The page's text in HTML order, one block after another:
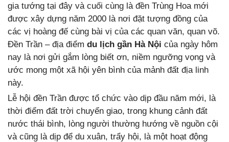
gia tướng tại đây và cuối cùng là đền Trùng Hoa mới
được xây dựng năm 2000 là nơi đặt tượng đồng của
các vị hoàng đế cùng bài vị của các quan văn, quan võ.
Đền Trần – địa điểm du lịch gần Hà Nội của ngày hôm
nay là nơi gửi gắm lòng biết ơn, niềm ngưỡng vọng và
ước mong một xã hội yên bình của mảnh đất địa linh
này.
Lễ hội đền Trần được tổ chức vào dịp đầu năm mới, là
thời điểm đất trời chuyển giao, trong khung cảnh đất
nước thái bình, lòng người thường hướng về nguồn cội
và cũng là dịp để du xuân, trẩy hội, là một hoạt động